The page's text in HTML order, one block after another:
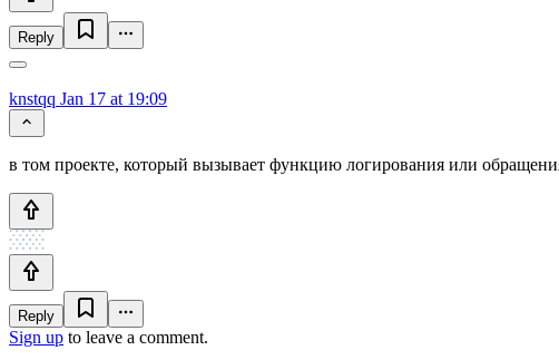
Reply
knstqq Jan 17 at 19:09
в том проекте, который вызывает функцию логирования или
Reply
Sign up to leave a comment.